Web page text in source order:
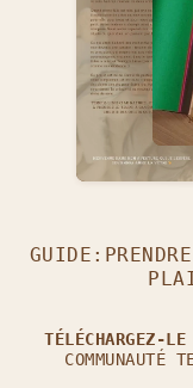
TÉLÉCHARGEZ-